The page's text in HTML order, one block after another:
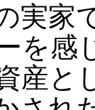
実家
を感
産と